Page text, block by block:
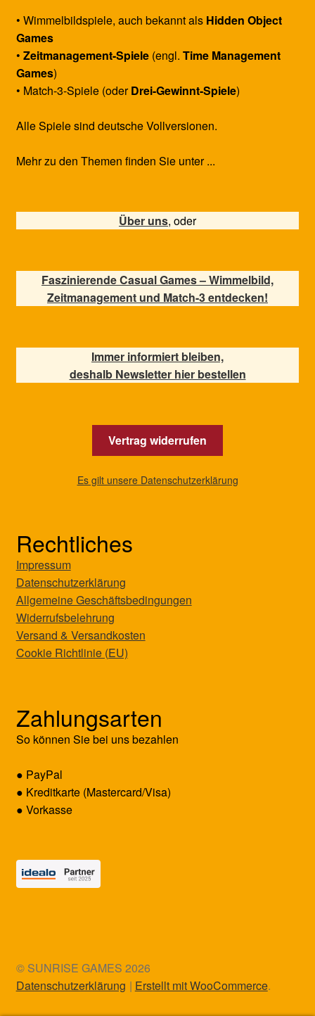
• Wimmelbildspiele, auch bekannt als Hidden Object
Games
• Zeitmanagement-Spiele(engl. Time Management
Games)
• Match-3-Spiele (oderDrei-Gewinnt-Spiele)
Alle Spiele sind deutsche Vollversionen.
Mehr zu den Themen finden Sie unter ...
Über uns, oder
Faszinierende Casual Games – Wimmelbild,
Zeitmanagement und Match-3 entdecken!
Immer informiert bleiben,
deshalb Newsletter hier bestellen
Vertrag widerrufen
Es gilt unsere Datenschutzerklärung
Rechtliches
Impressum
Datenschutzerklärung
Allgemeine Geschäftsbedingungen
Widerrufsbelehrung
Versand & Versandkosten
Cookie Richtlinie (EU)
Zahlungsarten
So können Sie bei uns bezahlen
● PayPal
● Kreditkarte (Mastercard/Visa)
● Vorkasse
© SUNRISE GAMES 2026
Datenschutzerklärung
Erstellt mit WooCommerce.